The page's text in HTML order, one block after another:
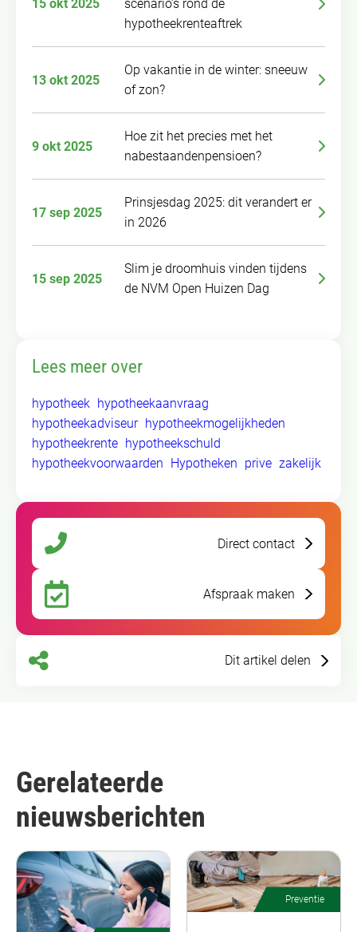
15 okt 2025
scenario’s rond de
hypotheekrenteaftrek
13 okt 2025
Op vakantie in de winter: sneeuw
of zon?
9 okt 2025
Hoe zit het precies met het
nabestaandenpensioen?
17 sep 2025
Prinsjesdag 2025: dit verandert er
in 2026
15 sep 2025
Slim je droomhuis vinden tijdens
de NVM Open Huizen Dag
Lees meer over
hypotheek hypotheekaanvraag
hypotheekadviseur hypotheekmogelijkheden
hypotheekrente hypotheekschuld
hypotheekvoorwaarden
Hypotheken prive zakelijk
Direct contact
Afspraak maken
Dit artikel delen
Gerelateerde
nieuwsberichten
Preventie